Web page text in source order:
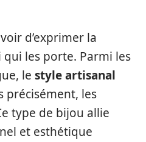
d’exprimer la
les porte. Parmi les
le style artisanal
précisément, les
type de bijou allie
et esthétique